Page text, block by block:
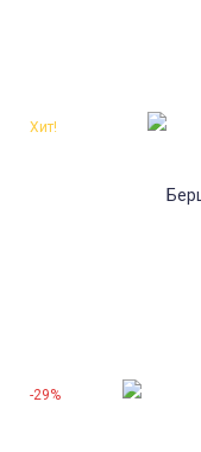
Хит!
-29%